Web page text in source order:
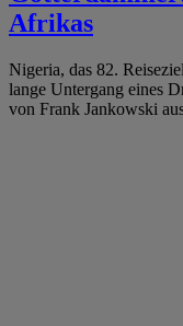
Afrikas
Nigeria, das 82.
lange Untergang eines
von Frank Jankowski